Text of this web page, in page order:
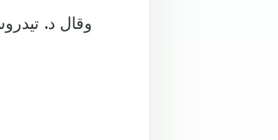
وقال د.